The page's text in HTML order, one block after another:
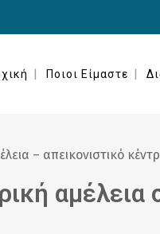
Ποιοι Είμαστε